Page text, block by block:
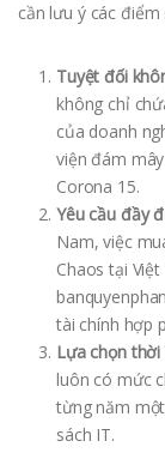
cần lưu ý các điểm
Tuyệt đối
không chỉ
của doanh
viện đám
Corona 15.
Yêu cầu đầy
Nam, việc
Chaos tại
tài chính hợp
Lựa chọn
luôn có mức
từng năm
sách IT.